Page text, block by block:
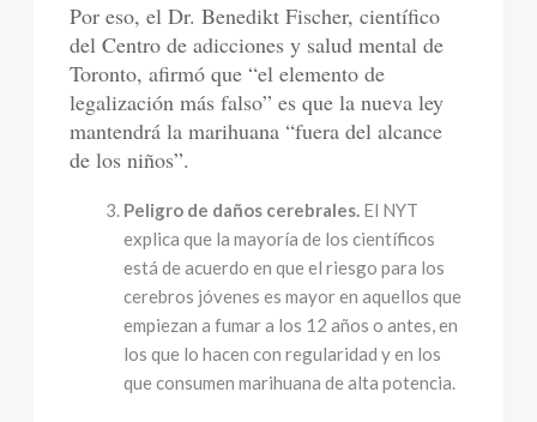
Por eso, el Dr. Benedikt Fischer, científico
del Centro de adicciones y salud mental de
Toronto, afirmó que “el elemento de
legalización más falso” es que la nueva ley
mantendrá la marihuana “fuera del alcance
de los niños”.
Peligro de daños cerebrales. El NYT
explica que la mayoría de los científicos
está de acuerdo en que el riesgo para los
cerebros jóvenes es mayor en aquellos que
empiezan a fumar a los 12 años o antes, en
los que lo hacen con regularidad y en los
que consumen marihuana de alta potencia.